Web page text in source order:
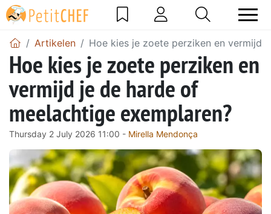
Artikelen Hoe kies je zoete perziken en vermijd
Hoe kies je zoete perziken en
vermijd je de harde of
meelachtige exemplaren?
Thursday 2 July 2026 11:00 - Mirella Mendonça